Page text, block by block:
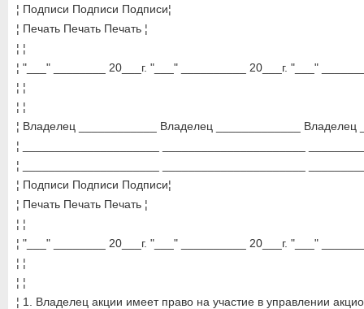
¦ Подписи Подписи Подписи¦
¦ Печать Печать Печать ¦
¦ ¦
¦ "___" ________ 20___г. "___" __________ 20___г. "___"
¦ ¦
¦ ¦
¦ Владелец ____________ Владелец _____________ Владелец
¦ _____________________ ______________________
¦ _____________________ ______________________
¦ Подписи Подписи Подписи¦
¦ Печать Печать Печать ¦
¦ ¦
¦ "___" ________ 20___г. "___" __________ 20___г. "___"
¦ ¦
¦ ¦
¦ 1. Владелец акции имеет право на участие в управлении